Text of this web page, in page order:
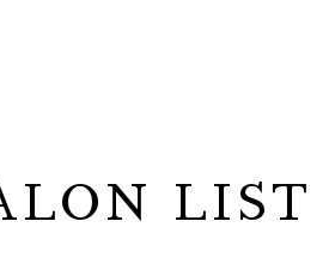
LIST